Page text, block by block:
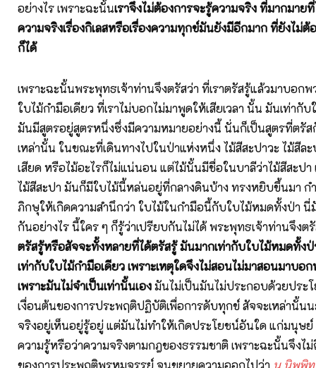
อย่างไร เพราะฉะนั้นเราจึงไม่ต้องการจะรู้ความจริง ที่มากมาย
ความจริงเรื่องกิเลสหรือเรื่องความทุกข์มันยังมีอีกมาก ที่ยังไม่ต้
ก็ได้
เพราะฉะนั้นพระพุทธเจ้าท่านจึงตรัสว่า ที่เราตรัสรู้แล้วมาบอก
ใบไม้กำมือเดียว ที่เราไม่บอกไม่มาพูดให้เสียเวลา นั้น มันเท่ากั
มันมีสูตรอยู่สูตรหนึ่งซึ่งมีความหมายอย่างนี้ นั่นก็เป็นสูตรที่ตรั
เหล่านั้น ในขณะที่เดินทางไปในป่าแห่งหนึ่ง ไม้สีสะปาวะ ไม้สีล
เสียด หรือไม้อะไรก็ไม่แน่นอน แต่ไม้นั้นมีชื่อในบาลีว่าไม้สีสะป
ไม้สีสะปา มันก็มีใบไม้นี้หล่นอยู่ที่กลางดินบ้าง ทรงหยิบขึ้นมา ก
ภิกษุให้เกิดความสำนึกว่า ใบไม้ในกำมือนี้กับใบไม้หมดทั้งป่า
กันอย่างไร นี้ใคร ๆ ก็รู้ว่าเปรียบกันไม่ได้ พระพุทธเจ้าท่านจึง
ตรัสรู้หรือสัจจะทั้งหลายที่ได้ตรัสรู้ มันมากเท่ากับใบไม้หมดทั้งป่
เท่ากับใบไม้กำมือเดียว เพราะเหตุใดจึงไม่สอนไม่มาสอนมาบ
เพราะมันไม่จำเป็นเท่านั้นเองมันไม่เป็นมันไม่ประกอบด้วยประ
เงื่อนต้นของการประพฤติปฏิบัติเพื่อการดับทุกข์ สัจจะเหล่านั้นน
จริงอยู่เห็นอยู่รู้อยู่ แต่มันไม่ทำให้เกิดประโยชน์อันใด แก่มนุษ
ความรู้หรือว่าความจริงตามกฎของธรรมชาติ เพราะฉะนั้นจึงไ
ของการประพฤติพรหมจรรย์ จนขยายความออกไปว่า น นิพฺพิท